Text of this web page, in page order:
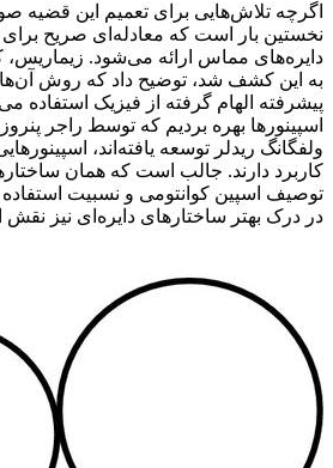
اگرچه تلاش‌هایی برای تعمیم این قضیه
نخستین بار است که معادله‌ای صریح برای
دایره‌های مماس ارائه می‌شود. زیماریس،
به این کشف شد، توضیح داد که روش آن‌ها
پیشرفته الهام گرفته از فیزیک استفاده
اسپینورها بهره بردیم که توسط راجر
ولفگانگ ریدلر توسعه یافته‌اند،
کاربرد دارند. جالب است که همان
توصیف اسپین کوانتومی و نسبیت استفاده
در درک بهتر ساختارهای دایره‌ای نیز نقش